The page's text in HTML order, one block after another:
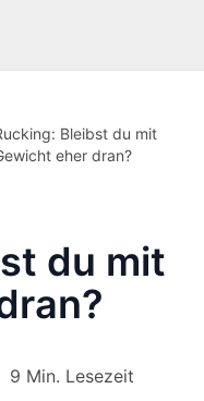
Bleibst du mit
eher dran?
du mit
9 Min. Lesezeit